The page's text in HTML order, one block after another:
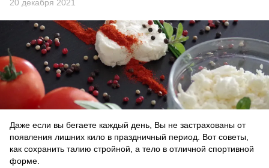
20 декабря 2021
Даже если вы бегаете каждый день, Вы не застрахованы от
появления лишних кило в праздничный период. Вот советы,
как сохранить талию стройной, а тело в отличной спортивной
форме.